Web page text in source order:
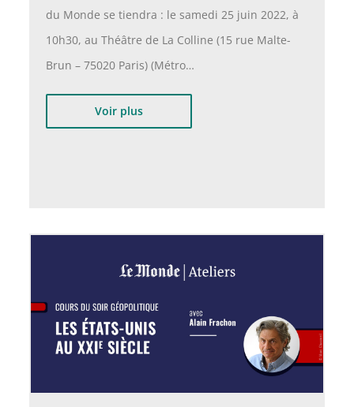
du Monde se tiendra : le samedi 25 juin 2022, à
10h30, au Théâtre de La Colline (15 rue Malte-
Brun – 75020 Paris) (Métro…
Voir plus